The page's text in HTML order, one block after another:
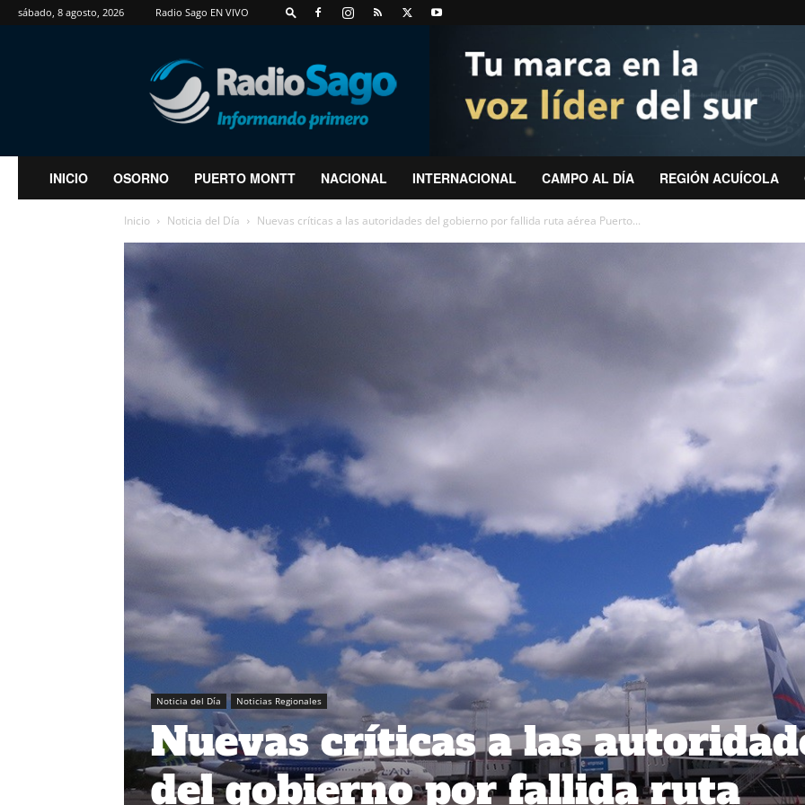
sábado, 8 agosto, 2026 Radio Sago EN VIVO
RadioSago
INICIO OSORNO PUERTO MONTT NACIONAL INTERNACIONAL CAMPO AL DÍA REGIÓN ACUÍCOLA
Inicio Noticia del Día Nuevas críticas a las autoridades del gobierno por fallida ruta aérea Puerto...
Noticia del Día Noticias Regionales
Nuevas críticas a las
del gobierno por fallida ruta